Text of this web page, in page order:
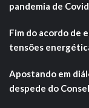
pandemia de
Fim do acordo de
tensões
Apostando em
despede do